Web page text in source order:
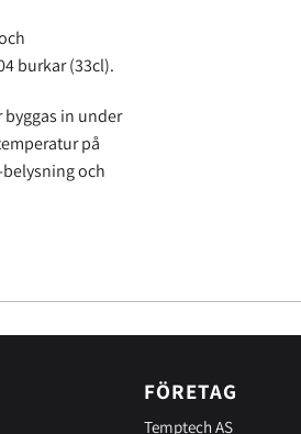
burkar (33cl).
in under
på
belysning och
FÖRETAG
Temptech AS